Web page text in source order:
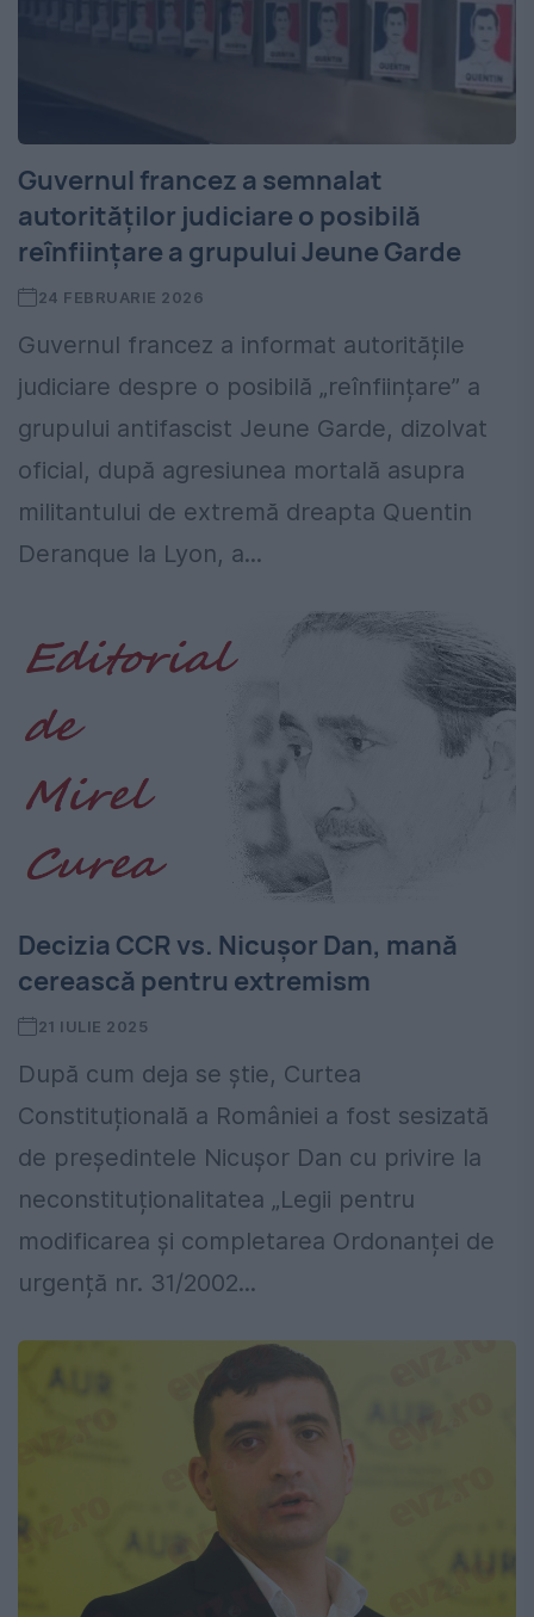
Guvernul francez a semnalat
autorităților judiciare o posibilă
reînființare a grupului Jeune Garde
24 FEBRUARIE 2026
Guvernul francez a informat autoritățile
judiciare despre o posibilă „reînființare” a
grupului antifascist Jeune Garde, dizolvat
oficial, după agresiunea mortală asupra
militantului de extremă dreapta Quentin
Deranque la Lyon, a...
Decizia CCR vs. Nicușor Dan, mană
cerească pentru extremism
21 IULIE 2025
După cum deja se știe, Curtea
Constituțională a României a fost sesizată
de președintele Nicușor Dan cu privire la
neconstituționalitatea „Legii pentru
modificarea și completarea Ordonanței de
urgență nr. 31/2002...